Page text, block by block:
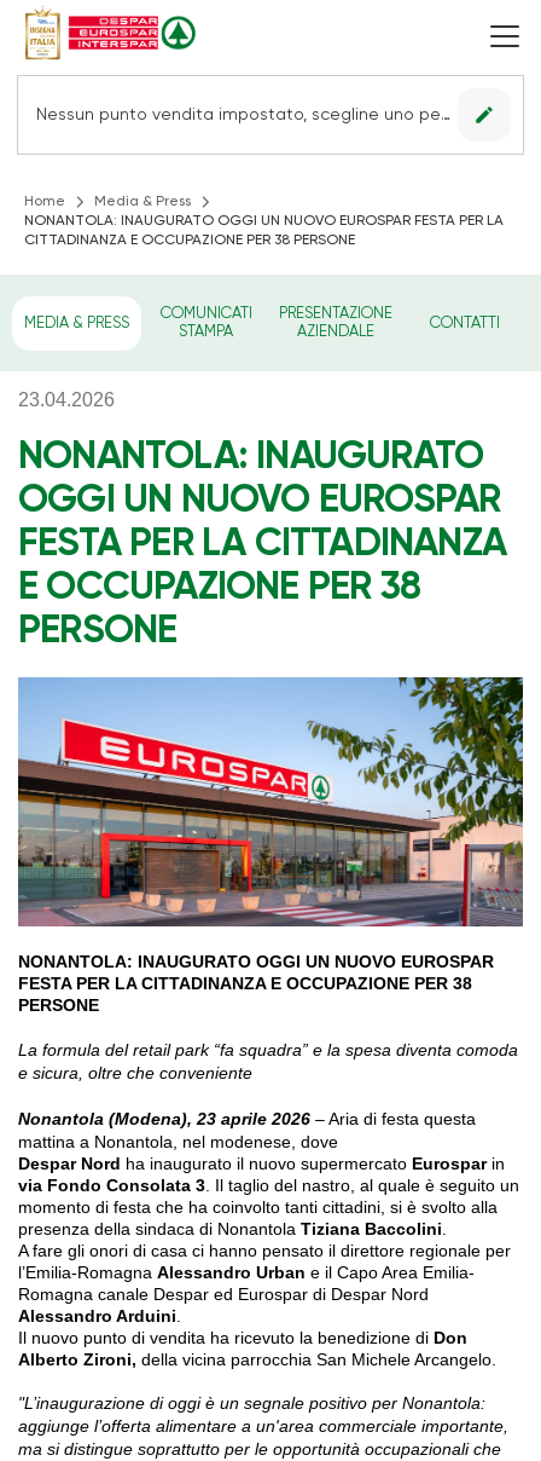
Nessun punto vendita impostato, scegline uno per vedere le offerte. edit
Home
Media & Press
NONANTOLA: INAUGURATO OGGI UN NUOVO EUROSPAR FESTA PER LA
CITTADINANZA E OCCUPAZIONE PER 38 PERSONE
MEDIA & PRESS
COMUNICATI
STAMPA
PRESENTAZIONE
AZIENDALE
CONTATTI
23.04.2026
NONANTOLA: INAUGURATO
OGGI UN NUOVO EUROSPAR
FESTA PER LA CITTADINANZA
E OCCUPAZIONE PER 38
PERSONE
NONANTOLA: INAUGURATO OGGI UN NUOVO EUROSPAR
FESTA PER LA CITTADINANZA E OCCUPAZIONE PER 38
PERSONE
La formula del retail park “fa squadra” e la spesa diventa comoda
e sicura, oltre che conveniente
Nonantola (Modena), 23 aprile 2026 – Aria di festa questa
mattina a Nonantola, nel modenese, dove
Despar Nord ha inaugurato il nuovo supermercato Eurosparin
via Fondo Consolata 3. Il taglio del nastro, al quale è seguito un
momento di festa che ha coinvolto tanti cittadini, si è svolto alla
presenza della sindaca di Nonantola Tiziana Baccolini.
Afare gli onori di casa ci hanno pensato il direttore regionale per
l’Emilia-Romagna Alessandro Urban e il Capo Area Emilia-
Romagna canale Despar ed Eurospar di Despar Nord
Alessandro Arduini.
Il nuovo punto di vendita ha ricevuto la benedizione di Don
Alberto Zironi, della vicina parrocchia San Michele Arcangelo.
"L’inaugurazione di oggi è un segnale positivo per Nonantola:
aggiunge l’offerta alimentare a un'area commerciale importante,
ma si distingue soprattutto per le opportunità occupazionali che